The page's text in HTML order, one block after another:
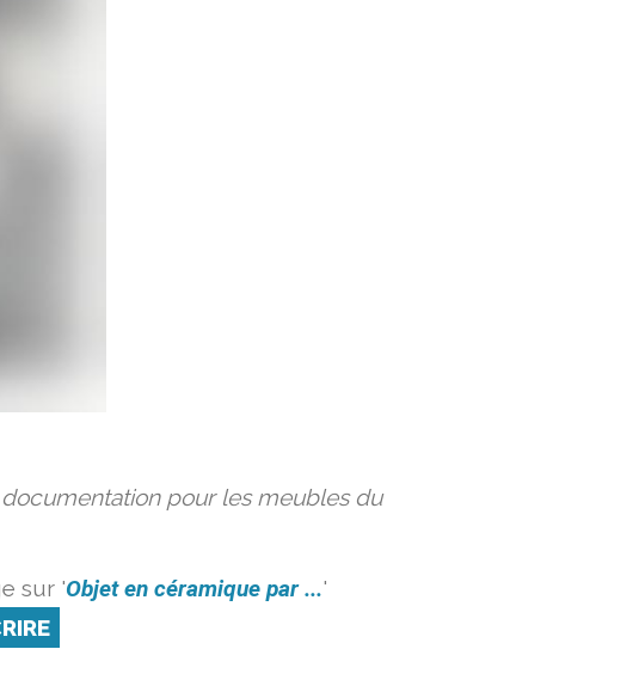
documentation pour les meubles du
sur 'Objet en céramique par ...'